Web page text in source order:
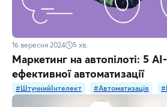
16 вересня 2024 5 хв.
Маркетинг на автопілоті: 5
ефективної автоматизації
#ШтучнийІнтелект #Автоматизація